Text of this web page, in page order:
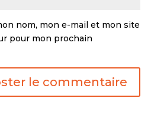
nom, mon e-mail et mon site
pour mon prochain